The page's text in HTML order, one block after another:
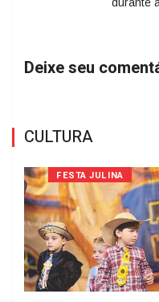
durante
Deixe seu
CULTURA
FESTA JULINA